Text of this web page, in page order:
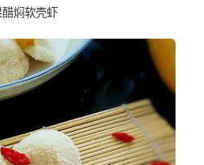
醋焖软壳虾